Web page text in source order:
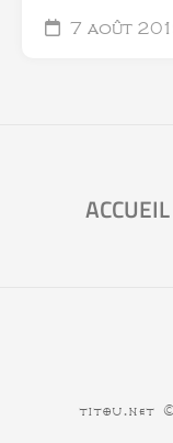
7 août
ACCUEIL
titou.net ©